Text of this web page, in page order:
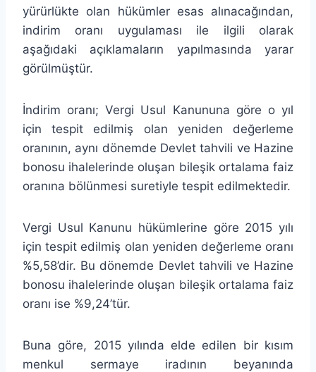
yürürlükte olan hükümler esas alınacağından,
indirim oranı uygulaması ile ilgili olarak
aşağıdaki açıklamaların yapılmasında yarar
görülmüştür.
İndirim oranı; Vergi Usul Kanununa göre o yıl
için tespit edilmiş olan yeniden değerleme
oranının, aynı dönemde Devlet tahvili ve Hazine
bonosu ihalelerinde oluşan bileşik ortalama faiz
oranına bölünmesi suretiyle tespit edilmektedir.
Vergi Usul Kanunu hükümlerine göre 2015 yılı
için tespit edilmiş olan yeniden değerleme oranı
%5,58’dir. Bu dönemde Devlet tahvili ve Hazine
bonosu ihalelerinde oluşan bileşik ortalama faiz
oranı ise %9,24’tür.
Buna göre, 2015 yılında elde edilen bir kısım
menkul sermaye iradının beyanında